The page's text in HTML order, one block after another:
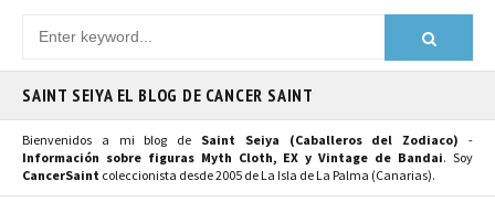
SAINT SEIYA EL BLOG DE CANCER SAINT
Bienvenidos a mi blog de Saint Seiya (Caballeros del Zodiaco) -
Información sobre figuras Myth Cloth, EX y Vintage de Bandai. Soy
CancerSaint coleccionista desde 2005 de La Isla de La Palma (Canarias).